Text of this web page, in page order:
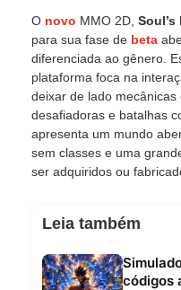
O novo MMO 2D, Soul’s
para sua fase de beta
diferenciada ao gênero.
plataforma foca na
deixar de lado
desafiadoras e batalhas
apresenta um mundo
sem classes e uma
ser adquiridos ou
Leia também
códigos